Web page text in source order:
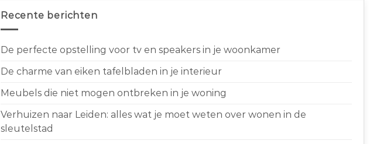
Recente berichten
De perfecte opstelling voor tv en speakers in je woonkamer
De charme van eiken tafelbladen in je interieur
Meubels die niet mogen ontbreken in je woning
Verhuizen naar Leiden: alles wat je moet weten over wonen in de
sleutelstad